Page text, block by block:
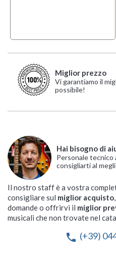
Miglior prezzo
Vi garantiamo il
possibile!
Hai bisogno di
Personale tecnico
consigliarti al
Il nostro staff è a vostra
consigliare sul miglior acquisto
domande o offrirvi il miglior
musicali che non trovate nel
phone (+39)